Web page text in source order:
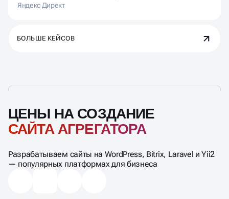
Яндекс Директ
БОЛЬШЕ КЕЙСОВ
ЦЕНЫ НА СОЗДАНИЕ
САЙТА АГРЕГАТОРА
Разрабатываем сайты на WordPress, Bitrix, Laravel и Yii2
— популярных платформах для бизнеса